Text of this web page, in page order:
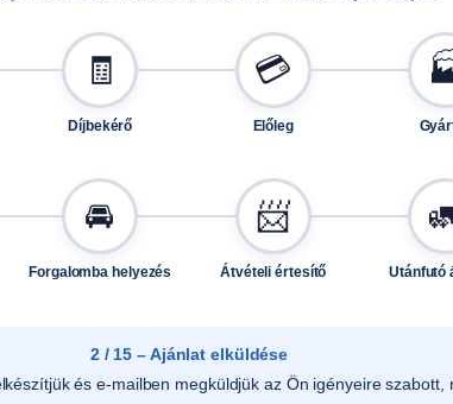
🧾
Díjbekérő
💳
Előleg
🚘
Forgalomba helyezés
📨
Átvételi értesítő Utánfutó
2 / 15 – Ajánlat elküldése
és e-mailben megküldjük az Ön igényeire szabott,